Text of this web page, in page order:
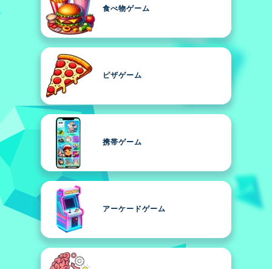
食べ物ゲーム
ピザゲーム
携帯ゲーム
アーケードゲーム